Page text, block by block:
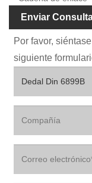
Enviar
Por favor,
siguiente